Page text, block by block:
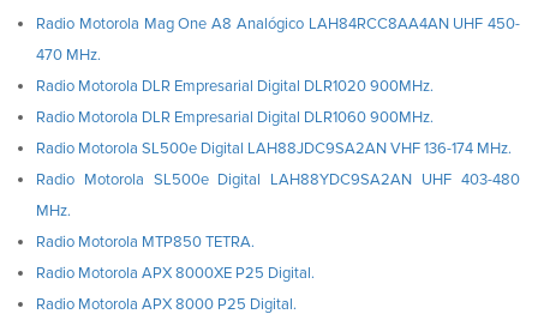
Radio Motorola Mag One A8 Analógico LAH84RCC8AA4AN UHF 450-
470 MHz.
Radio Motorola DLR Empresarial Digital DLR1020 900MHz.
Radio Motorola DLR Empresarial Digital DLR1060 900MHz.
Radio Motorola SL500e Digital LAH88JDC9SA2AN VHF 136-174 MHz.
Radio Motorola SL500e Digital LAH88YDC9SA2AN UHF 403-480
MHz.
Radio Motorola MTP850 TETRA.
Radio Motorola APX 8000XE P25 Digital.
Radio Motorola APX 8000 P25 Digital.